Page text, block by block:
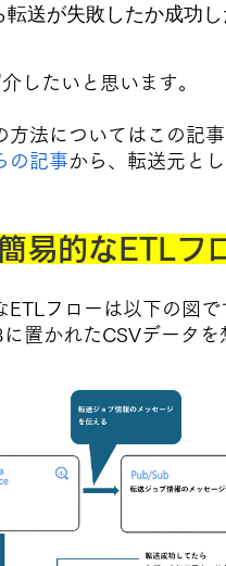
転送が失敗したか成功
したいと思います。
法についてはこの記事
の記事から、転送元と
易的なETLフ
フローは以下の図で
置かれたCSVデータを